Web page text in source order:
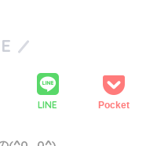
LINE Pocket